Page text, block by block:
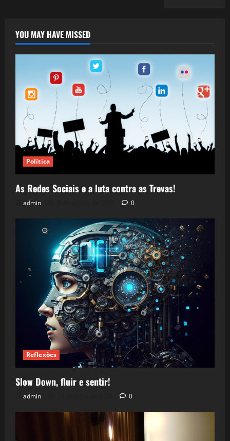
YOU MAY HAVE MISSED
Política
As Redes Sociais e a luta contra as Trevas!
admin 0
Reflexões
Slow Down, fluir e sentir!
admin 0